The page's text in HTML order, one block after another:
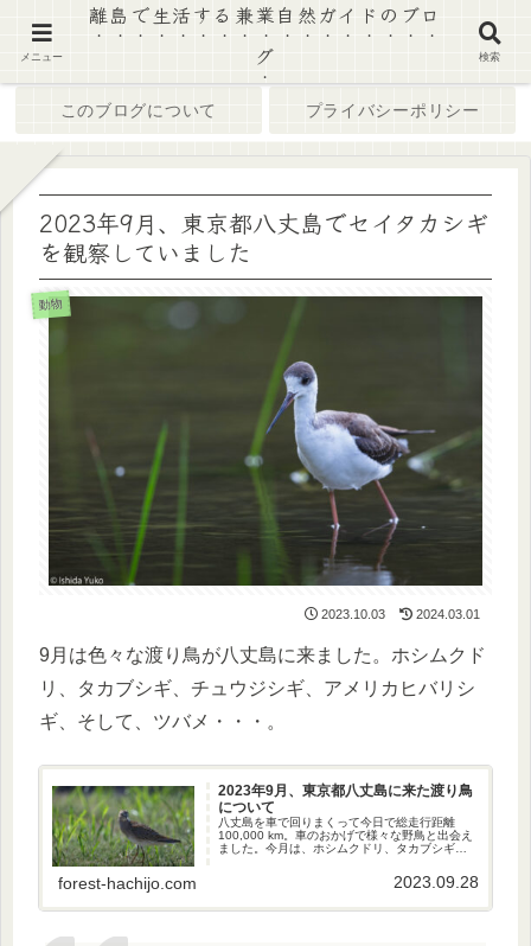
このブログについて プライバシーポリシー
2023年9月、東京都八丈島でセイタカシギ
を観察していました
動物
2023.10.03 2024.03.01
9月は色々な渡り鳥が八丈島に来ました。ホシムクド
リ、タカブシギ、チュウジシギ、アメリカヒバリシ
ギ、そして、ツバメ・・・。
2023年9月、東京都八丈島に来た渡り鳥
について
八丈島を車で回りまくって今日で総走行距離
100,000 km。車のおかげで様々な野鳥と出会え
ました。今月は、ホシムクドリ、タカブシギ、
forest-hachijo.com 2023.09.28
メニュー
離島で生活する兼業自然ガイドのブロ
グ
検索